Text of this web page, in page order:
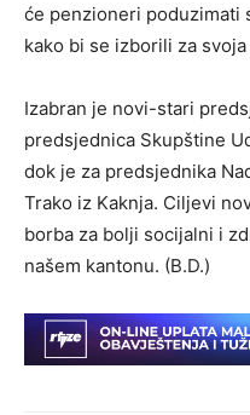
će penzioneri poduzimati
kako bi se izborili za svoja
Izabran je novi-stari
predsjednica Skupštine
dok je za predsjednika
Trako iz Kaknja. Ciljevi
borba za bolji socijalni i
našem kantonu. (B.D.)